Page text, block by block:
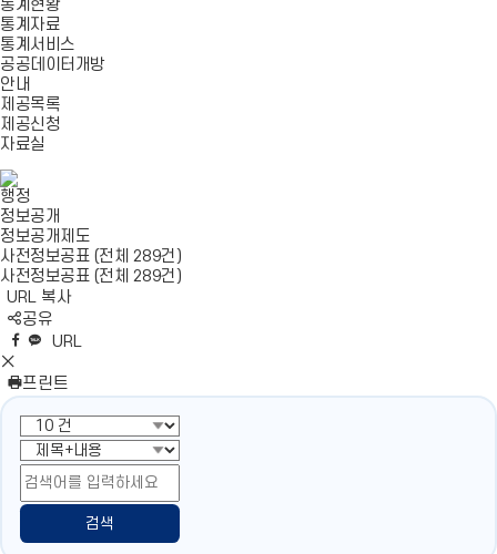
통계현황
통계자료
통계서비스
공공데이터개방
안내
제공목록
제공신청
자료실
행정
정보공개
정보공개제도
사전정보공표 (전체 289건)
사전정보공표 (전체 289건)
URL 복사
공유
N
영
역
펼
치
기
네
이
버
밴
엑
스
공
유
페
스
북
공
유
카
오
톡
공
유
URL
S
N
S
영
역
닫
기
프린트
검색